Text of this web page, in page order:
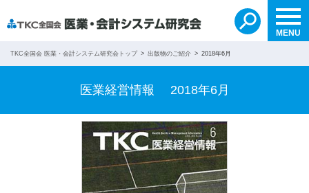
MENU
search
無料紹介を依頼する
TKC全国会 医業・会計システム研究会トップ 出版物のご紹介 2018年6月
医業経営情報 2018年6月